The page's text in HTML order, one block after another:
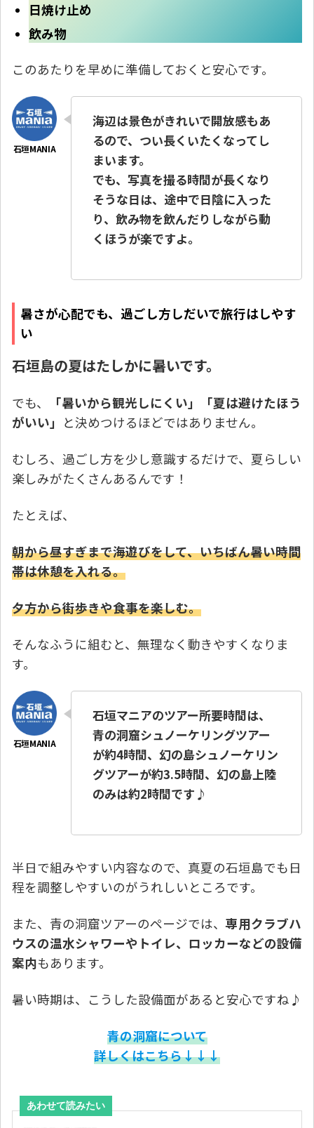
日焼け止め
飲み物
このあたりを早めに準備しておくと安心です。
海辺は景色がきれいで開放感もあ
るので、つい長くいたくなってし
まいます。
でも、写真を撮る時間が長くなり
そうな日は、途中で日陰に入った
り、飲み物を飲んだりしながら動
くほうが楽ですよ。
暑さが心配でも、過ごし方しだいで旅行はしやす
い
石垣島の夏はたしかに暑いです。
でも、
「暑いから観光しにくい」「夏は避けたほう
がいい」 と決めつけるほどではありません。
むしろ、過ごし方を少し意識するだけで、夏らしい
楽しみがたくさんあるんです！
たとえば、
朝から昼すぎまで海遊びをして、いちばん暑い時間
帯は休憩を入れる。
夕方から街歩きや食事を楽しむ。
そんなふうに組むと、無理なく動きやすくなりま
す。
石垣マニアのツアー所要時間は、
青の洞窟シュノーケリングツアー
が約4時間、幻の島シュノーケリン
グツアーが約3.5時間、幻の島上陸
のみは約2時間です ♪
半日で組みやすい内容なので、真夏の石垣島でも日
程を調整しやすいのがうれしいところです。
また、青の洞窟ツアーのページでは、専用クラブハ
ウスの温水シャワーやトイレ、ロッカーなどの設備
案内もあります。
暑い時期は、こうした設備面があると安心ですね♪
青の洞窟について
詳しくはこちら↓↓↓